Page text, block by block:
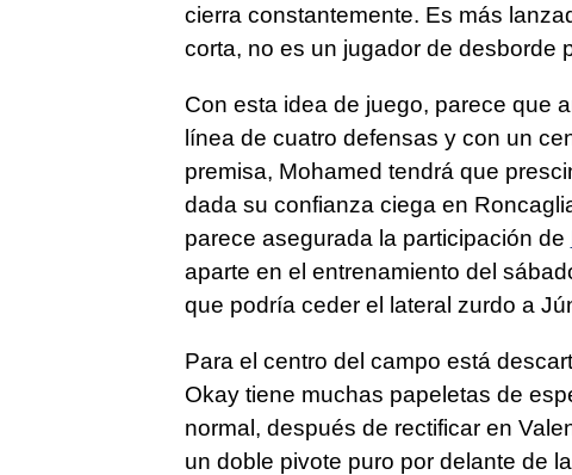
cierra constantemente. Es más
corta, no es un jugador de desborde
Con esta idea de juego, parece que
línea de cuatro defensas y con un
premisa, Mohamed tendrá que
dada su confianza ciega en
parece asegurada la participación de
aparte en el entrenamiento del
que podría ceder el lateral zurdo a
Para el centro del campo está
Okay tiene muchas papeletas de
normal, después de rectificar en
un doble pivote puro por delante de